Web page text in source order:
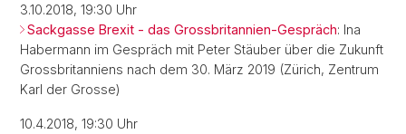
3.10.2018, 19:30 Uhr
Sackgasse Brexit - das Grossbritannien-Gespräch: Ina
Habermann im Gespräch mit Peter Stäuber über die Zukunft
Grossbritanniens nach dem 30. März 2019 (Zürich, Zentrum
Karl der Grosse)
10.4.2018, 19:30 Uhr